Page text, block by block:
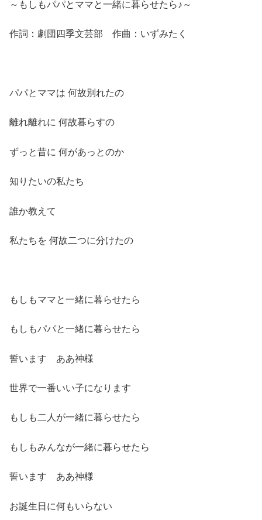
～もしもパパとママと一緒に暮らせたら♪～
作詞：劇団四季文芸部 作曲：いずみたく
パパとママは 何故別れたの
離れ離れに 何故暮らすの
ずっと昔に 何があっとのか
知りたいの私たち
誰か教えて
私たちを 何故二つに分けたの
もしもママと一緒に暮らせたら
もしもパパと一緒に暮らせたら
誓います ああ神様
世界で一番いい子になります
もしも二人が一緒に暮らせたら
もしもみんなが一緒に暮らせたら
誓います ああ神様
お誕生日に何もいらない